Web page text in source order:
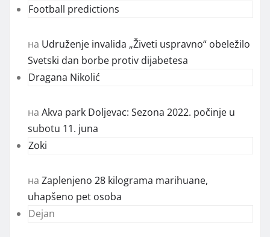
Football predictions
на Udruženje invalida „Živeti uspravno“ obeležilo
Svetski dan borbe protiv dijabetesa
Dragana Nikolić
на Akva park Doljevac: Sezona 2022. počinje u
subotu 11. juna
Zoki
на Zaplenjeno 28 kilograma marihuane,
uhapšeno pet osoba
Dejan